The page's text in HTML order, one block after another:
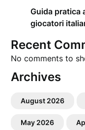
Guida pratica
giocatori
Recent
No comments to
Archives
August 2026
May 2026